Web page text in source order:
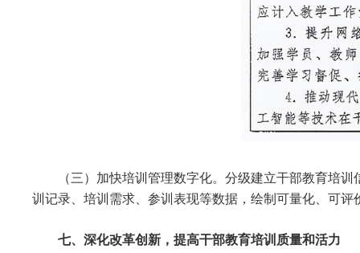
（三）加快培训管理数字化。分级建立干部教育培
训记录、培训需求、参训表现等数据，绘制可量化、可评
七、深化改革创新，提高干部教育培训质量和活力